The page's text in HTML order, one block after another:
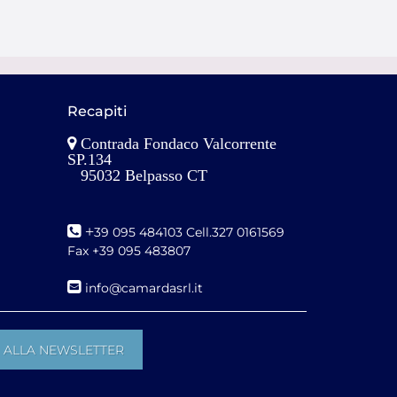
Recapiti
Contrada Fondaco Valcorrente
SP.134
95032 Belpasso CT
+39 095 484103 Cell.327 0161569
Fax +39 095 483807
info@camardasrl.it